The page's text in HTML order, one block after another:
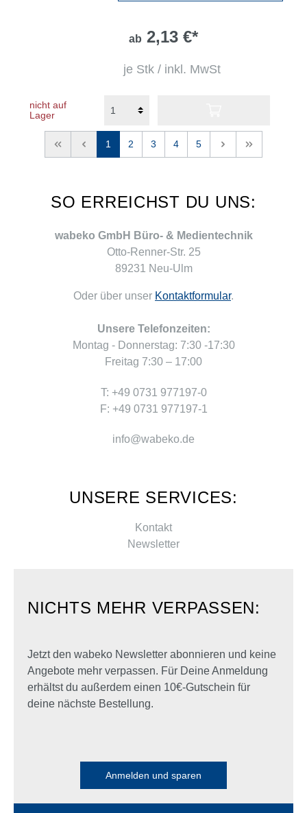
ab 2,13 €*
je Stk / inkl. MwSt
nicht auf
Lager
<< < 1 2 3 4 5 > >>
SO ERREICHST DU UNS:
wabeko GmbH Büro- & Medientechnik
Otto-Renner-Str. 25
89231 Neu-Ulm
Oder über unser Kontaktformular.
Unsere Telefonzeiten:
Montag - Donnerstag: 7:30 -17:30
Freitag 7:30 – 17:00
T: +49 0731 977197-0
F: +49 0731 977197-1
info@wabeko.de
UNSERE SERVICES:
Kontakt
Newsletter
NICHTS MEHR VERPASSEN:
Jetzt den wabeko Newsletter abonnieren und keine
Angebote mehr verpassen. Für Deine Anmeldung
erhältst du außerdem einen 10€-Gutschein für
deine nächste Bestellung.
Anmelden und sparen